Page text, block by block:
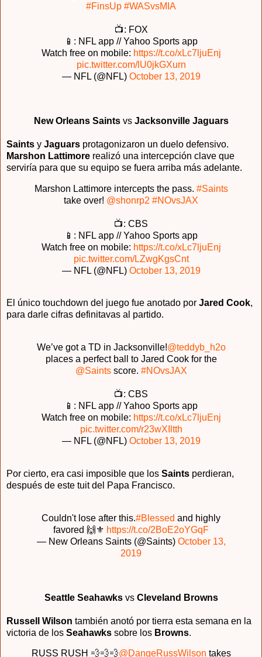
#FinsUp #WASvsMIA
📺: FOX
📱: NFL app // Yahoo Sports app
Watch free on mobile: https://t.co/xLc7ljuEnj
pic.twitter.com/lU0jkGXurn
— NFL (@NFL) October 13, 2019
New Orleans Saints vs Jacksonville Jaguars
Saints y Jaguars protagonizaron un duelo defensivo.
Marshon Lattimore realizó una intercepción clave que
serviría para que su equipo se fuera arriba más adelante.
Marshon Lattimore intercepts the pass. #Saints
take over! @shonrp2 #NOvsJAX
📺: CBS
📱: NFL app // Yahoo Sports app
Watch free on mobile: https://t.co/xLc7ljuEnj
pic.twitter.com/LZwgKgsCnt
— NFL (@NFL) October 13, 2019
El único touchdown del juego fue anotado por Jared Cook,
para darle cifras definitavas al partido.
We’ve got a TD in Jacksonville!@teddyb_h2o
places a perfect ball to Jared Cook for the
@Saintsscore. #NOvsJAX
📺: CBS
📱: NFL app // Yahoo Sports app
Watch free on mobile: https://t.co/xLc7ljuEnj
pic.twitter.com/r23wXIltth
— NFL (@NFL) October 13, 2019
Por cierto, era casi imposible que los Saints perdieran,
después de este tuit del Papa Francisco.
Couldn't lose after this.#Blessed and highly
favored 🙌⚜️ https://t.co/2BoE2oYGqF
— New Orleans Saints (@Saints) October 13,
2019
Seattle Seahawks vs Cleveland Browns
Russell Wilson también anotó por tierra esta semana en la
victoria de los Seahawks sobre los Browns.
RUSS RUSH 💨💨💨@DangeRussWilson takes